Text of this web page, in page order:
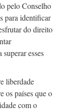
pelo Conselho
para identificar
do direito
esses
liberdade
os países que o
com o